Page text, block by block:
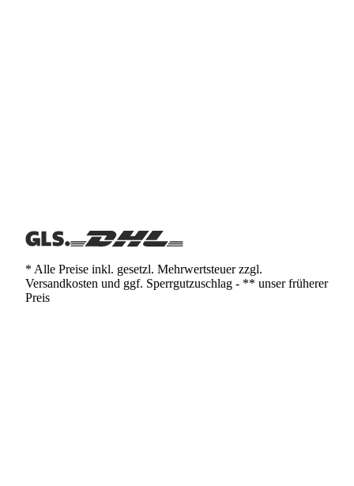
* Alle Preise inkl. gesetzl. Mehrwertsteuer zzgl.
Versandkosten und ggf. Sperrgutzuschlag - ** unser früherer
Preis